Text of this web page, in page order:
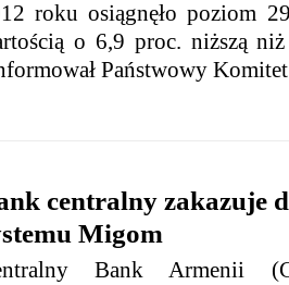
roku osiągnęło poziom
o 6,9 proc. niższą
Państwowy
centralny zakazuje
Migom
Bank Armenii